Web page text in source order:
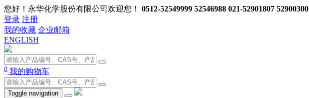
您好！永华化学股份有限公司欢迎您！ 0512-52549999 52546988 021-52901807 52900300
登录 注册
我的收藏 企业邮箱
ENGLISH
0 我的购物车
Toggle navigation